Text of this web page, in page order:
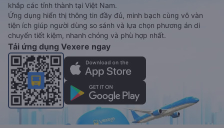
khắp các tỉnh thành tại Việt Nam.
Ứng dụng hiển thị thông tin đầy đủ, minh bạch cùng vô vàn
tiện ích giúp người dùng so sánh và lựa chọn phương án di
chuyển tiết kiệm, nhanh chóng và phù hợp nhất.
Tải ứng dụng Vexere ngay